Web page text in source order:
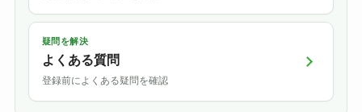
疑問を解決
よくある質問
登録前によくある疑問を確認